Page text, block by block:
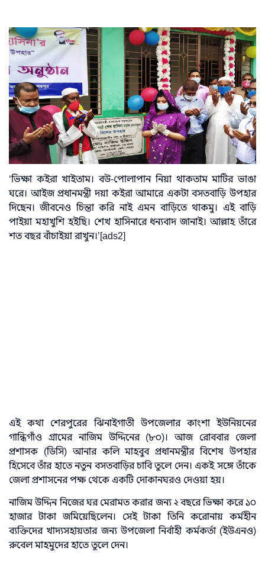
‘ভিক্ষা কইরা খাইতাম। বউ-পোলাপান নিয়া থাকতাম মাটির ভাঙা
ঘরে। আইজ প্রধানমন্ত্রী দয়া কইরা আমারে একটা বসতবাড়ি উপহার
দিছেন। জীবনেও চিন্তা করি নাই এমন বাড়িতে থাকমু। এই বাড়ি
পাইয়া মহাখুশি হইছি। শেখ হাসিনারে ধন্যবাদ জানাই। আল্লাহ তাঁরে
শত বছর বাঁচাইয়া রাখুন।’[ads2]
এই কথা শেরপুরের ঝিনাইগাতী উপজেলার কাংশা ইউনিয়নের
গান্ধিগাঁও গ্রামের নাজিম উদ্দিনের (৮০)। আজ রোববার জেলা
প্রশাসক (ডিসি) আনার কলি মাহবুব প্রধানমন্ত্রীর বিশেষ উপহার
হিসেবে তাঁর হাতে নতুন বসতবাড়ির চাবি তুলে দেন। একই সঙ্গে তাঁকে
জেলা প্রশাসনের পক্ষ থেকে একটি দোকানঘরও দেওয়া হয়।
নাজিম উদ্দিন নিজের ঘর মেরামত করার জন্য ২ বছরে ভিক্ষা করে ১০
হাজার টাকা জমিয়েছিলেন। সেই টাকা তিনি করোনায় কর্মহীন
ব্যক্তিদের খাদ্যসহায়তার জন্য উপজেলা নির্বাহী কর্মকর্তা (ইউএনও)
রুবেল মাহমুদের হাতে তুলে দেন।